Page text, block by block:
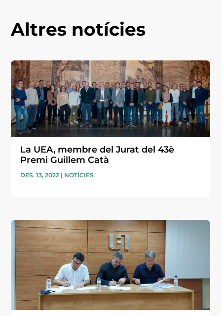
Altres notícies
La UEA, membre del Jurat del 43è
Premi Guillem Catà
DES. 13, 2022 | NOTÍCIES